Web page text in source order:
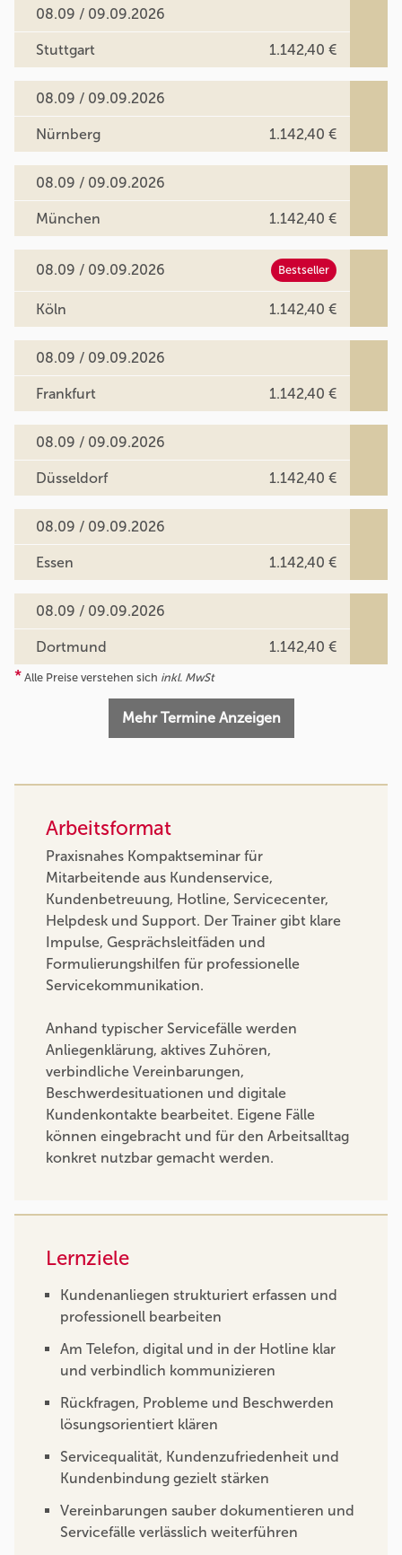
08.09 / 09.09.2026
Stuttgart 1.142,40 €
08.09 / 09.09.2026
Nürnberg 1.142,40 €
08.09 / 09.09.2026
München 1.142,40 €
08.09 / 09.09.2026 Bestseller
Köln 1.142,40 €
08.09 / 09.09.2026
Frankfurt 1.142,40 €
08.09 / 09.09.2026
Düsseldorf 1.142,40 €
08.09 / 09.09.2026
Essen 1.142,40 €
08.09 / 09.09.2026
Dortmund 1.142,40 €
* Alle Preise verstehen sich inkl. MwSt
Mehr Termine Anzeigen
Arbeitsformat
Praxisnahes Kompaktseminar für
Mitarbeitende aus Kundenservice,
Kundenbetreuung, Hotline, Servicecenter,
Helpdesk und Support. Der Trainer gibt klare
Impulse, Gesprächsleitfäden und
Formulierungshilfen für professionelle
Servicekommunikation.
Anhand typischer Servicefälle werden
Anliegenklärung, aktives Zuhören,
verbindliche Vereinbarungen,
Beschwerdesituationen und digitale
Kundenkontakte bearbeitet. Eigene Fälle
können eingebracht und für den Arbeitsalltag
konkret nutzbar gemacht werden.
Lernziele
Kundenanliegen strukturiert erfassen und
professionell bearbeiten
Am Telefon, digital und in der Hotline klar
und verbindlich kommunizieren
Rückfragen, Probleme und Beschwerden
lösungsorientiert klären
Servicequalität, Kundenzufriedenheit und
Kundenbindung gezielt stärken
Vereinbarungen sauber dokumentieren und
Servicefälle verlässlich weiterführen